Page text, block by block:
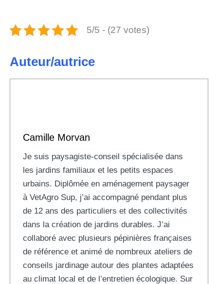
5/5 - (27 votes)
Auteur/autrice
Camille Morvan
Je suis paysagiste-conseil spécialisée dans
les jardins familiaux et les petits espaces
urbains. Diplômée en aménagement paysager
à VetAgro Sup, j’ai accompagné pendant plus
de 12 ans des particuliers et des collectivités
dans la création de jardins durables. J’ai
collaboré avec plusieurs pépinières françaises
de référence et animé de nombreux ateliers de
conseils jardinage autour des plantes adaptées
au climat local et de l’entretien écologique. Sur